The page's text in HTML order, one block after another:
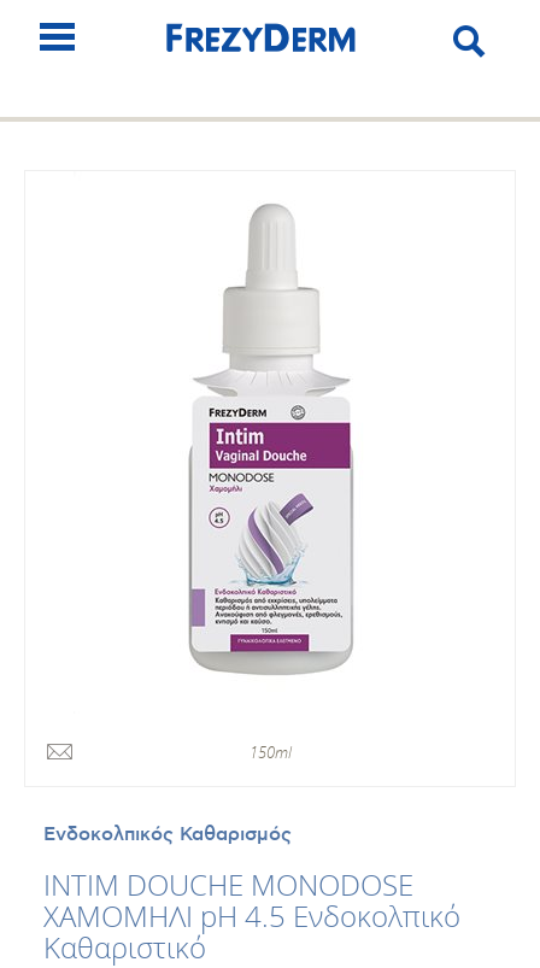
150ml
Ενδοκολπικός Καθαρισμός
INTIM DOUCHE MONODOSE
ΧΑΜΟΜΗΛΙ pH 4.5 Ενδοκολπικό
Καθαριστικό